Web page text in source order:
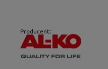
Producent: